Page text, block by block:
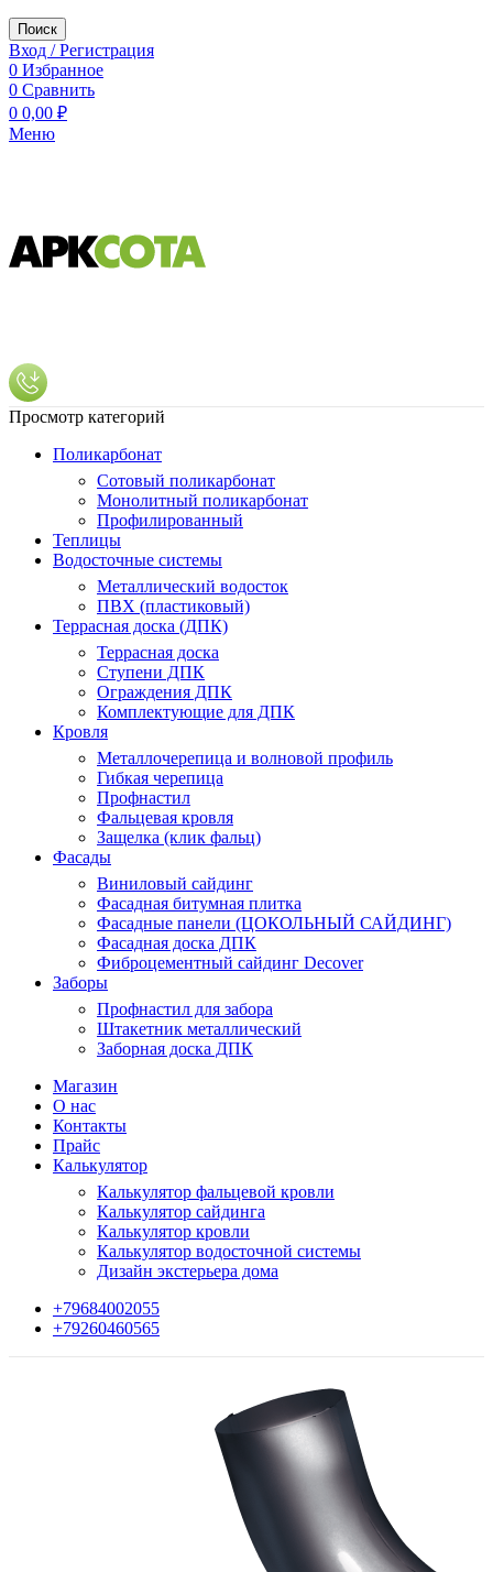
Поиск
Вход / Регистрация
0 Избранное
0 Сравнить
0 0,00 ₽
Меню
Просмотр категорий
Поликарбонат
Сотовый поликарбонат
Монолитный поликарбонат
Профилированный
Теплицы
Водосточные системы
Металлический водосток
ПВХ (пластиковый)
Террасная доска (ДПК)
Террасная доска
Ступени ДПК
Ограждения ДПК
Комплектующие для ДПК
Кровля
Металлочерепица и волновой профиль
Гибкая черепица
Профнастил
Фальцевая кровля
Защелка (клик фальц)
Фасады
Виниловый сайдинг
Фасадная битумная плитка
Фасадные панели (ЦОКОЛЬНЫЙ САЙДИНГ)
Фасадная доска ДПК
Фиброцементный сайдинг Decover
Заборы
Профнастил для забора
Штакетник металлический
Заборная доска ДПК
Магазин
О нас
Контакты
Прайс
Калькулятор
Калькулятор фальцевой кровли
Калькулятор сайдинга
Калькулятор кровли
Калькулятор водосточной системы
Дизайн экстерьера дома
+79684002055
+79260460565